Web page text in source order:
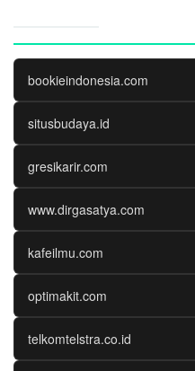
bookieindonesia.com
situsbudaya.id
gresikarir.com
www.dirgasatya.com
kafeilmu.com
optimakit.com
telkomtelstra.co.id